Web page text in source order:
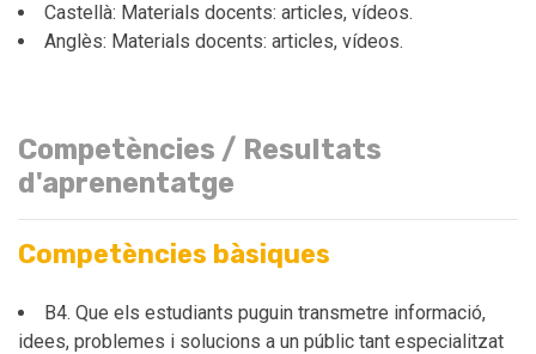
Castellà: Materials docents: articles, vídeos.
Anglès: Materials docents: articles, vídeos.
Competències / Resultats
d'aprenentatge
Competències bàsiques
B4. Que els estudiants puguin transmetre informació,
idees, problemes i solucions a un públic tant especialitzat